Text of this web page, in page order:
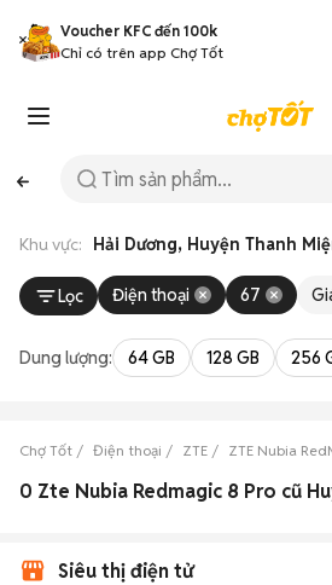
Voucher KFC đến 100k
Chỉ có trên app Chợ Tốt
Khu vực: Hải Dương, Huyện Thanh
Lọc Điện thoại 67
Dung lượng: 64 GB 128 GB 256
Chợ Tốt Điện thoại ZTE ZTE Nubia
Siêu thị điện tử